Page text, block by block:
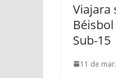
Viajara
Sub-15
11 de